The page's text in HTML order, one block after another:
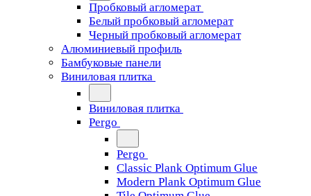
Пробковый агломерат
Белый пробковый агломерат
Черный пробковый агломерат
Алюминиевый профиль
Бамбуковые панели
Виниловая плитка
Виниловая плитка
Pergo
Pergo
Classic Plank Optimum Glue
Modern Plank Optimum Glue